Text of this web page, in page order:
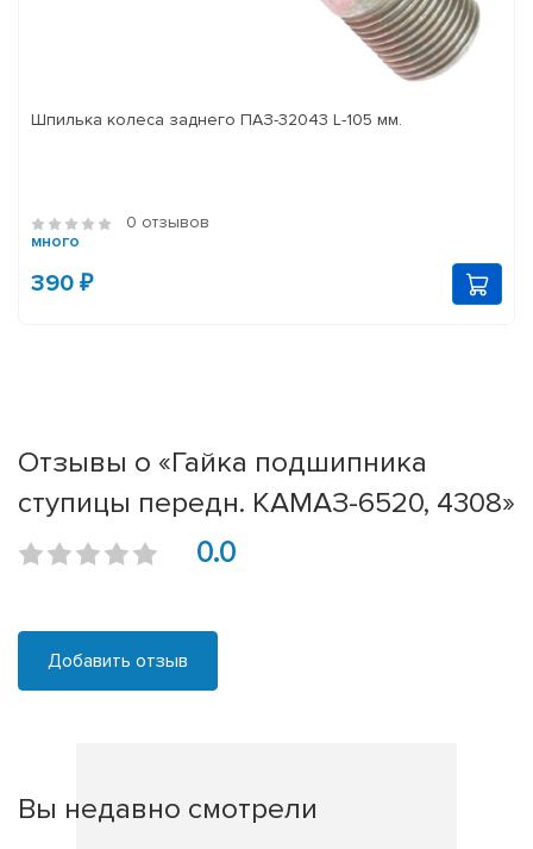
Шпилька колеса заднего ПАЗ-32043 L-105 мм.
0 отзывов
много
390 ₽
Отзывы о «Гайка подшипника
ступицы передн. КАМАЗ-6520, 4308»
0.0
Добавить отзыв
Вы недавно смотрели